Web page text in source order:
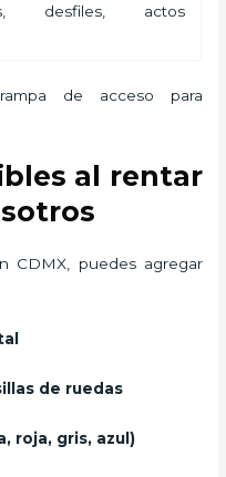
desfiles, actos
de acceso para
al rentar
CDMX, puedes agregar
de ruedas
roja, gris, azul)